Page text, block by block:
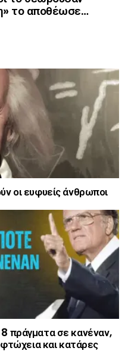
το αποθέωσε…
οι ευφυείς άνθρωποι
πράγματα σε κανέναν,
και κατάρες